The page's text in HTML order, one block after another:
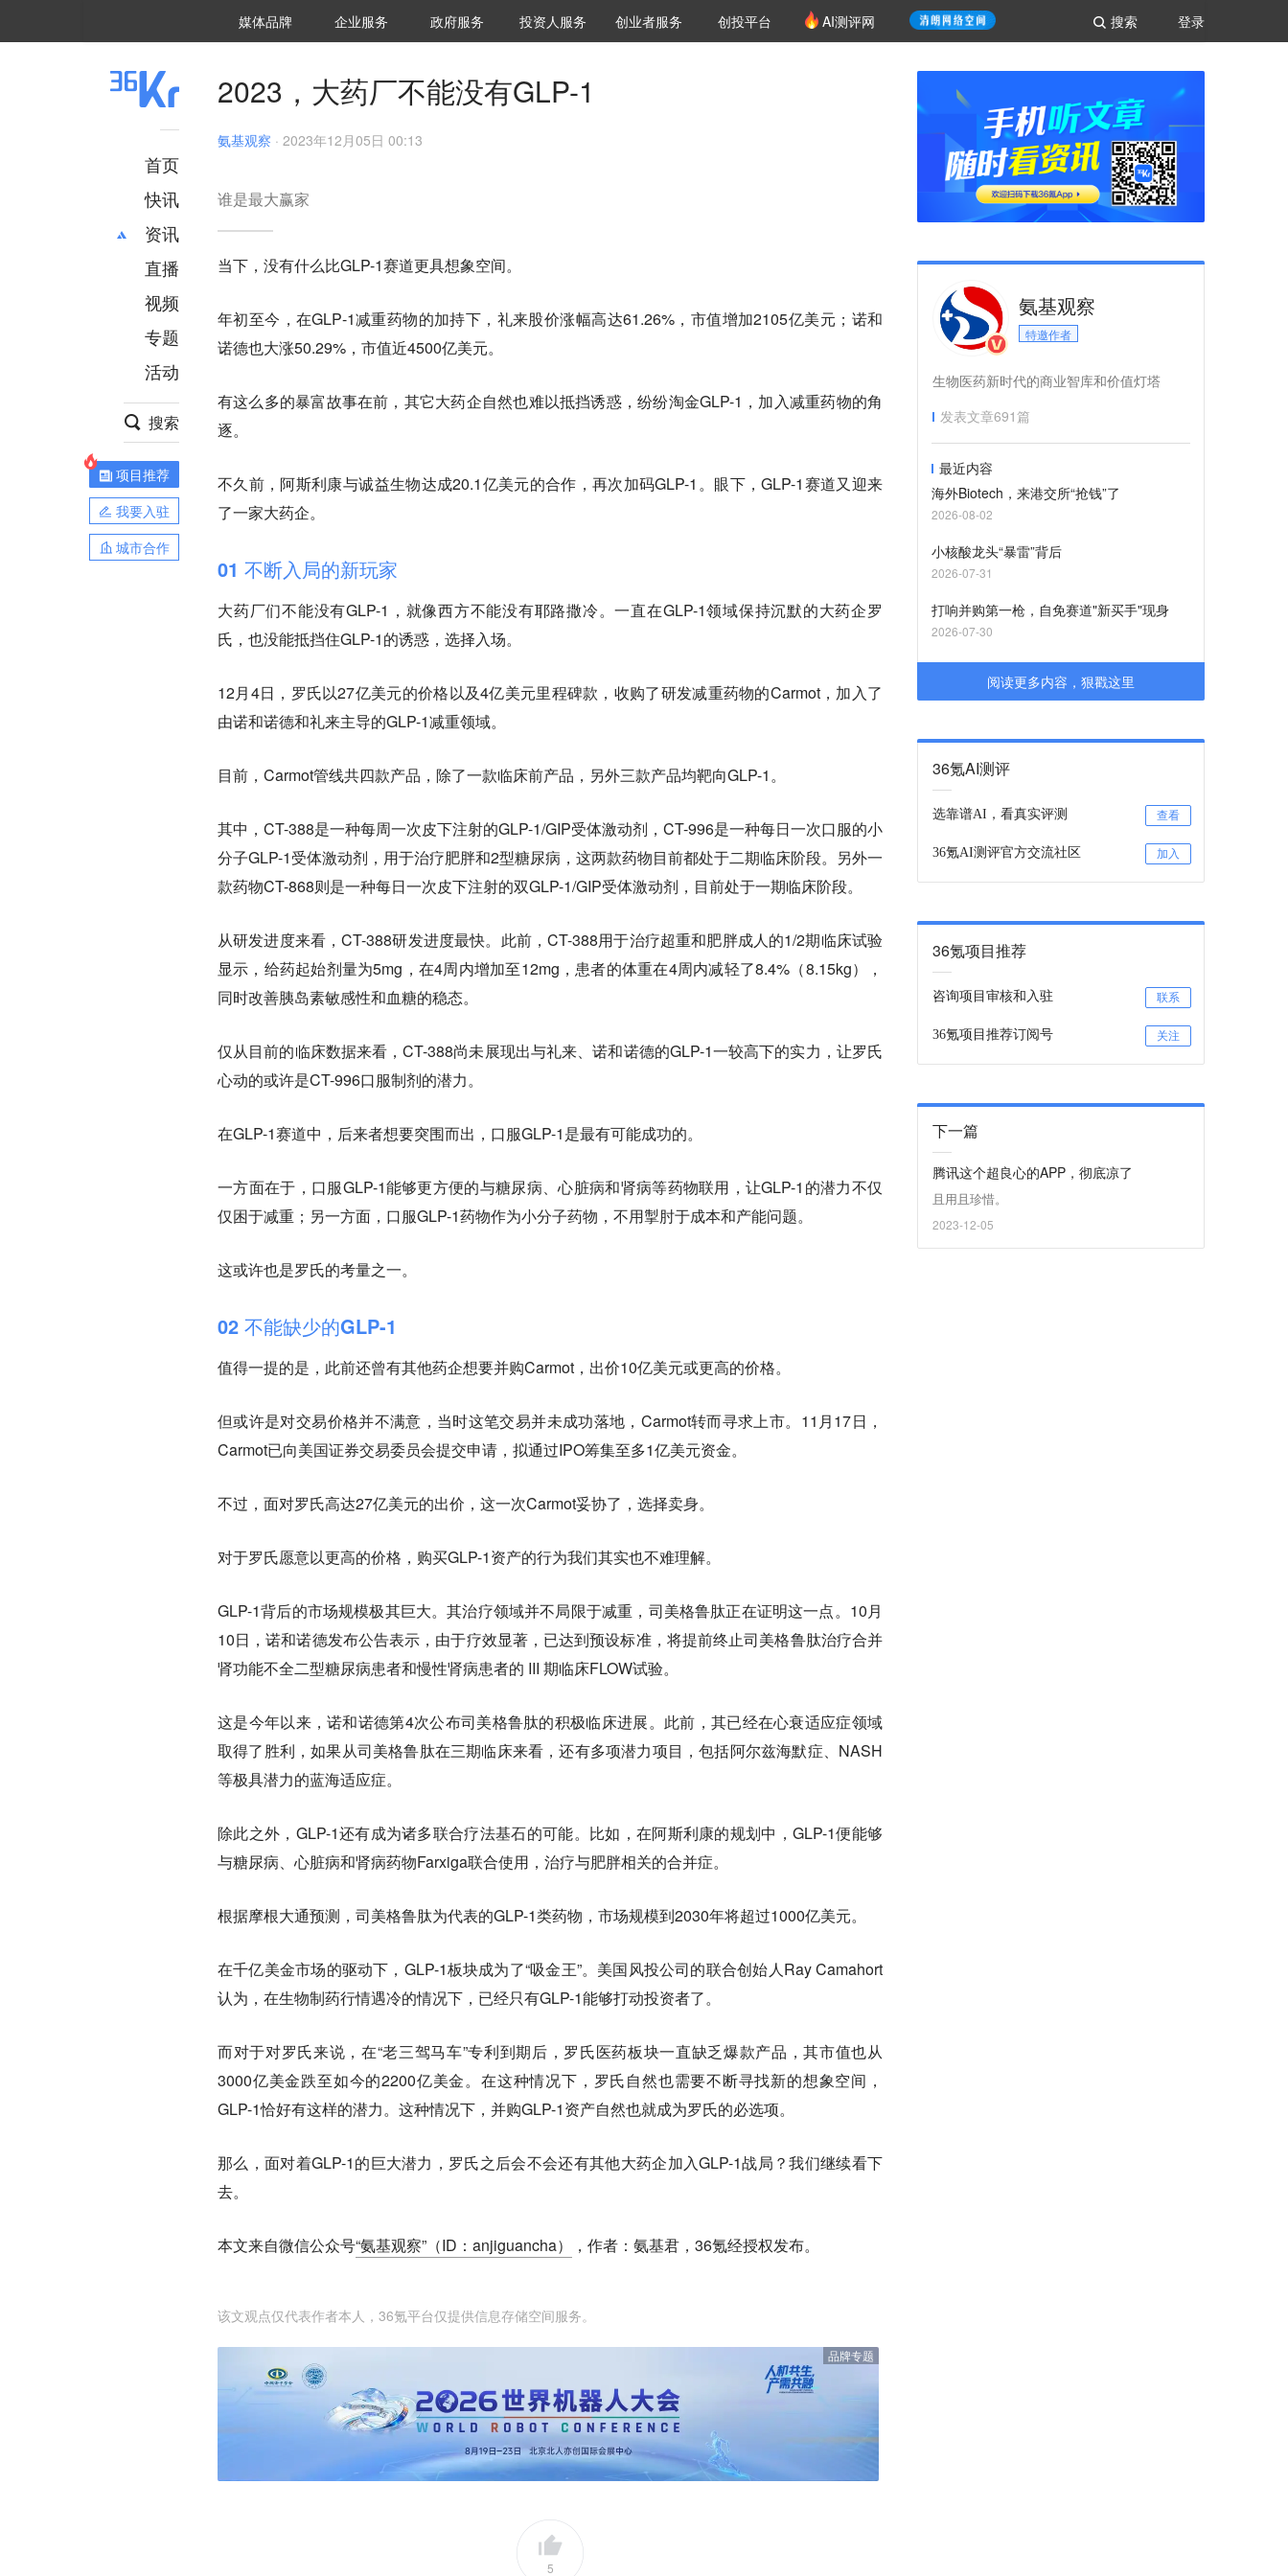
登录
搜索
媒体品牌 36Kr研究院
企业服务 城市之窗
政府服务 VClub投资机构库
投资机构职位推介
投资人服务 创投氪堂
创业者服务 创投平台 AI测评网
首页
快讯
资讯
推荐
财经
项目推荐
安徽
直播
视频
专题
活动
搜索
项目推荐
我要入驻
城市合作
2023，大药厂不能没有GLP-1
氨基观察 · 2023年12月05日 00:13
谁是最大赢家
当下，没有什么比GLP-1赛道更具想象空间。
年初至今，在GLP-1减重药物的加持下，礼来股价涨幅高达61.26%，市值增加2105亿美元；诺和
诺德也大涨50.29%，市值近4500亿美元。
有这么多的暴富故事在前，其它大药企自然也难以抵挡诱惑，纷纷淘金GLP-1，加入减重药物的角
逐。
不久前，阿斯利康与诚益生物达成20.1亿美元的合作，再次加码GLP-1。眼下，GLP-1赛道又迎来
了一家大药企。
01 不断入局的新玩家
大药厂们不能没有GLP-1，就像西方不能没有耶路撒冷。一直在GLP-1领域保持沉默的大药企罗
氏，也没能抵挡住GLP-1的诱惑，选择入场。
12月4日，罗氏以27亿美元的价格以及4亿美元里程碑款，收购了研发减重药物的Carmot，加入了
由诺和诺德和礼来主导的GLP-1减重领域。
目前，Carmot管线共四款产品，除了一款临床前产品，另外三款产品均靶向GLP-1。
其中，CT-388是一种每周一次皮下注射的GLP-1/GIP受体激动剂，CT-996是一种每日一次口服的小
分子GLP-1受体激动剂，用于治疗肥胖和2型糖尿病，这两款药物目前都处于二期临床阶段。另外一
款药物CT-868则是一种每日一次皮下注射的双GLP-1/GIP受体激动剂，目前处于一期临床阶段。
从研发进度来看，CT-388研发进度最快。此前，CT-388用于治疗超重和肥胖成人的1/2期临床试验
显示，给药起始剂量为5mg，在4周内增加至12mg，患者的体重在4周内减轻了8.4%（8.15kg），
同时改善胰岛素敏感性和血糖的稳态。
仅从目前的临床数据来看，CT-388尚未展现出与礼来、诺和诺德的GLP-1一较高下的实力，让罗氏
心动的或许是CT-996口服制剂的潜力。
在GLP-1赛道中，后来者想要突围而出，口服GLP-1是最有可能成功的。
一方面在于，口服GLP-1能够更方便的与糖尿病、心脏病和肾病等药物联用，让GLP-1的潜力不仅
仅困于减重；另一方面，口服GLP-1药物作为小分子药物，不用掣肘于成本和产能问题。
这或许也是罗氏的考量之一。
02 不能缺少的GLP-1
值得一提的是，此前还曾有其他药企想要并购Carmot，出价10亿美元或更高的价格。
但或许是对交易价格并不满意，当时这笔交易并未成功落地，Carmot转而寻求上市。11月17日，
Carmot已向美国证券交易委员会提交申请，拟通过IPO筹集至多1亿美元资金。
不过，面对罗氏高达27亿美元的出价，这一次Carmot妥协了，选择卖身。
对于罗氏愿意以更高的价格，购买GLP-1资产的行为我们其实也不难理解。
GLP-1背后的市场规模极其巨大。其治疗领域并不局限于减重，司美格鲁肽正在证明这一点。10月
10日，诺和诺德发布公告表示，由于疗效显著，已达到预设标准，将提前终止司美格鲁肽治疗合并
肾功能不全二型糖尿病患者和慢性肾病患者的 III 期临床FLOW试验。
这是今年以来，诺和诺德第4次公布司美格鲁肽的积极临床进展。此前，其已经在心衰适应症领域
取得了胜利，如果从司美格鲁肽在三期临床来看，还有多项潜力项目，包括阿尔兹海默症、NASH
等极具潜力的蓝海适应症。
除此之外，GLP-1还有成为诸多联合疗法基石的可能。比如，在阿斯利康的规划中，GLP-1便能够
与糖尿病、心脏病和肾病药物Farxiga联合使用，治疗与肥胖相关的合并症。
根据摩根大通预测，司美格鲁肽为代表的GLP-1类药物，市场规模到2030年将超过1000亿美元。
在千亿美金市场的驱动下，GLP-1板块成为了“吸金王”。美国风投公司的联合创始人Ray Camahort
认为，在生物制药行情遇冷的情况下，已经只有GLP-1能够打动投资者了。
而对于对罗氏来说，在“老三驾马车”专利到期后，罗氏医药板块一直缺乏爆款产品，其市值也从
3000亿美金跌至如今的2200亿美金。在这种情况下，罗氏自然也需要不断寻找新的想象空间，
GLP-1恰好有这样的潜力。这种情况下，并购GLP-1资产自然也就成为罗氏的必选项。
那么，面对着GLP-1的巨大潜力，罗氏之后会不会还有其他大药企加入GLP-1战局？我们继续看下
去。
本文来自微信公众号“氨基观察”（ID：anjiguancha） ，作者：氨基君，36氪经授权发布。
该文观点仅代表作者本人，36氪平台仅提供信息存储空间服务。
品牌专题
5
氨基观察
特邀作者
生物医药新时代的商业智库和价值灯塔
发表文章691篇
最近内容
海外Biotech，来港交所“抢钱”了
2026-08-02
小核酸龙头“暴雷”背后
2026-07-31
打响并购第一枪，自免赛道"新买手"现身
2026-07-30
阅读更多内容，狠戳这里
36氪AI测评
选靠谱AI，看真实评测 查看
36氪AI测评官方交流社区 加入
36氪项目推荐
咨询项目审核和入驻 联系
36氪项目推荐订阅号 关注
下一篇
腾讯这个超良心的APP，彻底凉了
且用且珍惜。
2023-12-05